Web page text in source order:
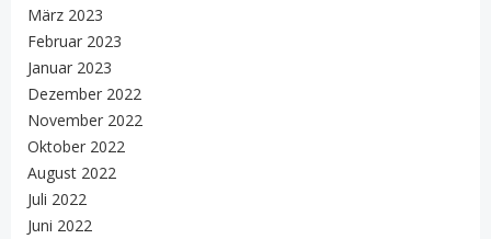
März 2023
Februar 2023
Januar 2023
Dezember 2022
November 2022
Oktober 2022
August 2022
Juli 2022
Juni 2022